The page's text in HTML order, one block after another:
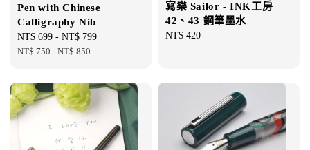
Pen with Chinese
Calligraphy Nib
Sale
price
NT$ 699 - NT$ 799
NT$ 750-NT$ 850
寫樂 Sailor - INK工房
42、43 鋼筆墨水
Regular
NT$ 420